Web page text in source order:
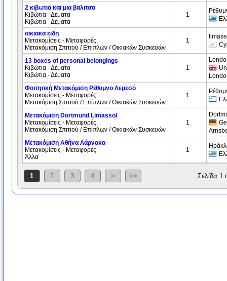
2 κιβωτια και μια βαλιτσα
Κιβώτια - Δέματα
Κιβώτια - Δέματα
1
οικιακα ειδη
Μετακομίσεις - Μεταφορές
Μετακόμιση Σπιτιού / Επίπλων / Οικιακών Συσκευών
1
13 boxes of personal belongings
Κιβώτια - Δέματα
Κιβώτια - Δέματα
1
Φοιτητική Μετακόμιση Ρέθυμνο Λεμεσό
Μετακομίσεις - Μεταφορές
Μετακόμιση Σπιτιού / Επίπλων / Οικιακών Συσκευών
1
Μετακόμιση Dortmund Limassol
Μετακομίσεις - Μεταφορές
Μετακόμιση Σπιτιού / Επίπλων / Οικιακών Συσκευών
1
Μετακόμιση Αθήνα Λάρνακα
Μετακομίσεις - Μεταφορές
Άλλα
1
1 2 3 4 > >> Σελίδα